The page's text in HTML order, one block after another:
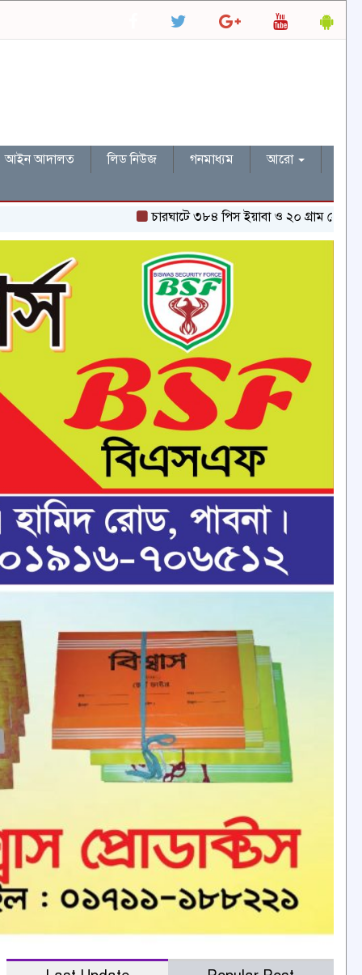
আইন আদালত লিড নিউজ গনমাধ্যম
আরো
চারঘাটে ৩৮৪ পিস ইয়াবা ও ২০ গ্রাম হেরোইনসহ একজন